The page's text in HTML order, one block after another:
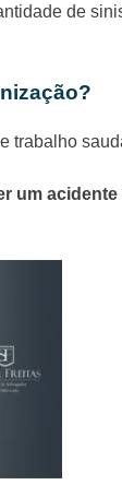
de
trabalho
um